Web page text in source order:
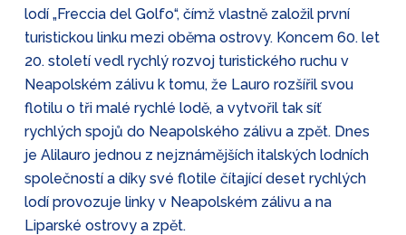
lodí „Freccia del Golfo“, čímž vlastně založil první
turistickou linku mezi oběma ostrovy. Koncem 60. let
20. století vedl rychlý rozvoj turistického ruchu v
Neapolském zálivu k tomu, že Lauro rozšířil svou
flotilu o tři malé rychlé lodě, a vytvořil tak síť
rychlých spojů do Neapolského zálivu a zpět. Dnes
je Alilauro jednou z nejznámějších italských lodních
společností a díky své flotile čítající deset rychlých
lodí provozuje linky v Neapolském zálivu a na
Liparské ostrovy a zpět.